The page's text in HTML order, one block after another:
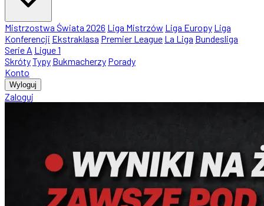
Mistrzostwa Świata 2026 Liga Mistrzów Liga Europy Liga
Konferencji Ekstraklasa Premier League La Liga Bundesliga
Serie A Ligue 1
SkrótyTypy Bukmacherzy Porady
Konto
Wyloguj
Zaloguj